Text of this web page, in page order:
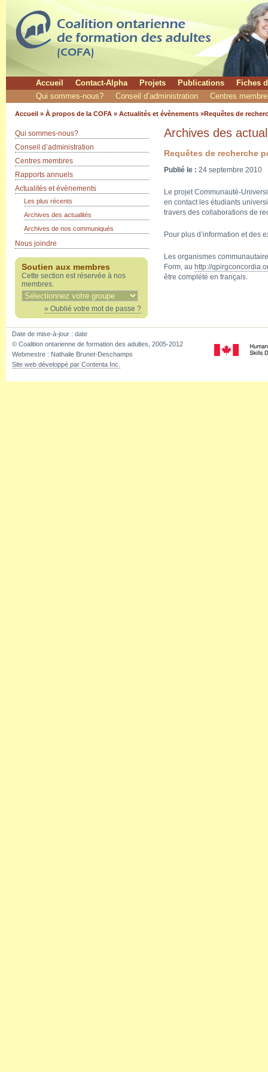
Accueil Contact-Alpha Projets Publications
Fiches
Qui sommes-nous?
Conseil d’administration Centres
Accueil » À propos de la COFA » Actualités et évènements »Requêtes de
Qui sommes-nous?
Conseil d’administration
Centres membres
Rapports annuels
Actualités et évènements
Les plus récents
Archives des actualités
Archives de nos communiqués
Nous joindre
Soutien aux membres
Cette section est réservée à nos
membres.
» Oublié votre mot de passe ?
Archives des
Requêtes de recherche
Publié le : 24 septembre 2010
Le projet Communauté-
en contact les étudiants
travers des collaborations de
Pour plus d’information et des
Les organismes
Form, au http://
être complété en français.
Date de mise-à-jour : date
© Coalition ontarienne de formation des adultes, 2005-2012
Webmestre : Nathalie Brunet-Deschamps
Site web développé par Contenta Inc.